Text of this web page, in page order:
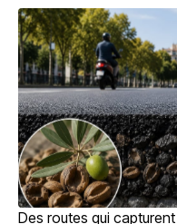
Des routes qui